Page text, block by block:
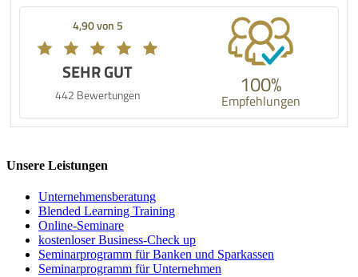
4,90 von 5
SEHR GUT
442 Bewertungen 100%
Empfehlungen
Unsere Leistungen
Unternehmens­beratung
Blended Learning Training
Online-Seminare
kostenloser Business-Check up
Seminarprogramm für Banken und Sparkassen
Seminarprogramm für Unternehmen